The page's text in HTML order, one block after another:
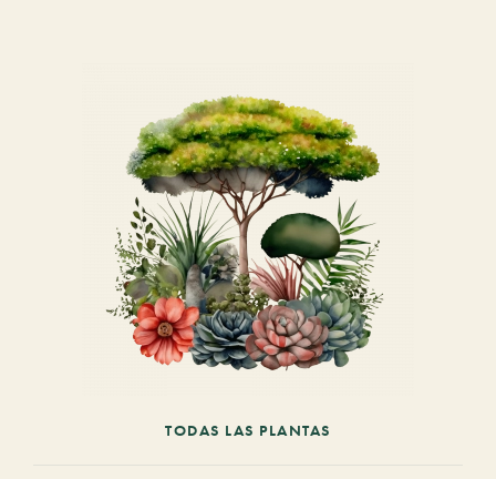
TODAS LAS PLANTAS